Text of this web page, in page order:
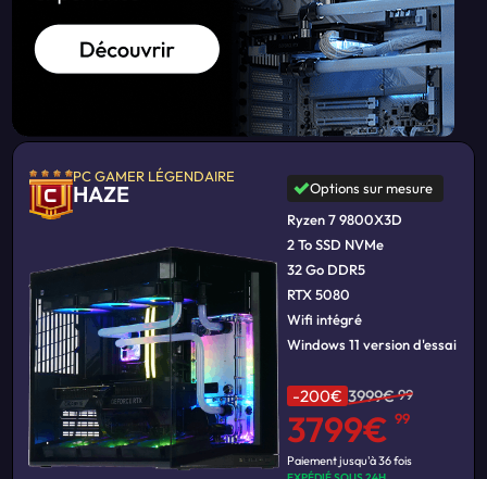
PC GAMER LÉGENDAIRE
HAZE
Options sur mesure
Ryzen 7 9800X3D
2 To SSD NVMe
32 Go DDR5
RTX 5080
Wifi intégré
Windows 11 version d'essai
-200€ 3999€99
3799€99
Paiement jusqu'à 36 fois